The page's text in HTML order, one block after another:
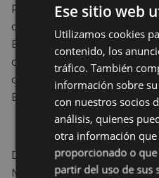
Propuesta de
concesión de
Eibar, mediante el
directa en régimen de
correspondientes a los
ESKOLARA” y “AYUDAS A
De la Comisión de Trabajo
Medio Ambiente.
Ese sitio web
Utilizamos cookies
contenido, los
tráfico. También
información sobre
con nuestros socios
análisis, quienes
otra información que
proporcionado o
partir del uso de sus